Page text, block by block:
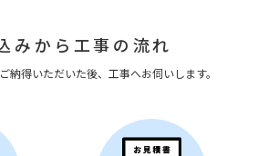
みから工事の流れ
納得いただいた後、工事へお伺いします。